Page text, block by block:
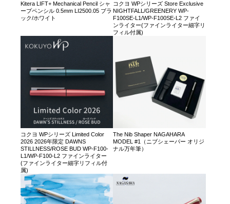
Kitera LIFT+ Mechanical Pencil シャ
ープペンシル 0.5mm LI2500.05 ブラ
ック/ホワイト
コクヨ WPシリーズ Store Exclusive
NIGHTFALL/GREENERY WP-
F100SE-L1/WP-F100SE-L2 ファイ
ンライター(ファインライター細字リ
フィル付属)
コクヨ WPシリーズ Limited Color
2026 2026年限定 DAWNS
STILLNESS/ROSE BUD WP-F100-
L1/WP-F100-L2 ファインライター
(ファインライター細字リフィル付
属)
The Nib Shaper NAGAHARA
MODEL #1（ニブシェーパー オリジ
ナル万年筆）